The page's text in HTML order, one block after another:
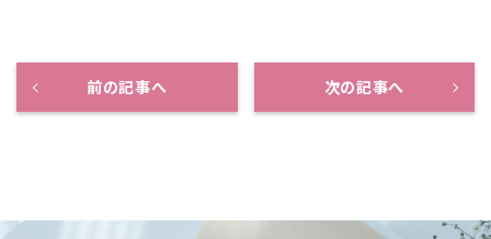
前の記事へ 次の記事へ